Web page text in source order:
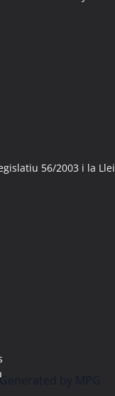
56/2003 i la Llei
Generated by